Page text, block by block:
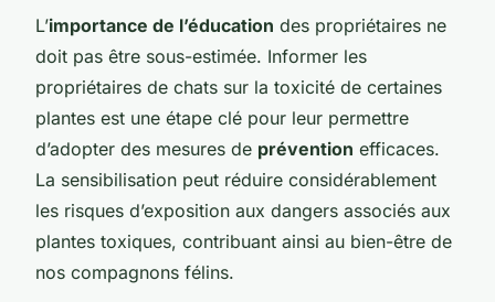
L’importance de l’éducation des propriétaires ne
doit pas être sous-estimée. Informer les
propriétaires de chats sur la toxicité de certaines
plantes est une étape clé pour leur permettre
d’adopter des mesures de prévention efficaces.
La sensibilisation peut réduire considérablement
les risques d’exposition aux dangers associés aux
plantes toxiques, contribuant ainsi au bien-être de
nos compagnons félins.